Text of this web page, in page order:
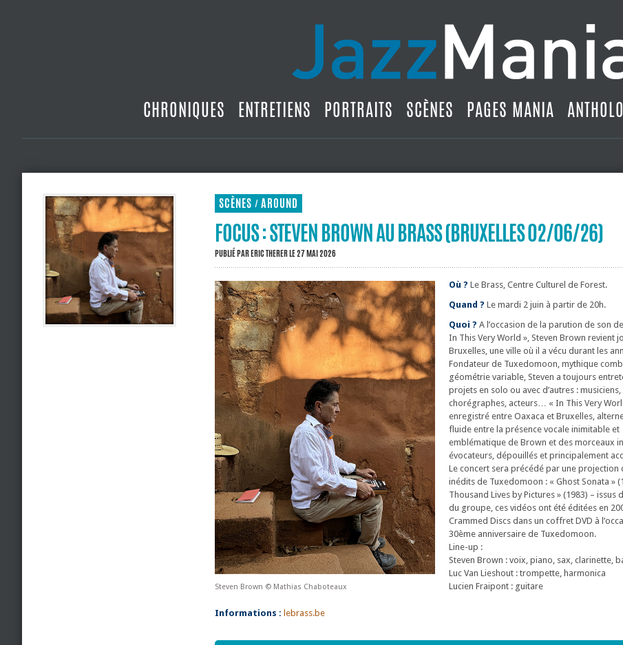
CHRONIQUES ENTRETIENS PORTRAITS SCÈNES PAGES MANIA
SCÈNES / AROUND
FOCUS : STEVEN BROWN AU BRASS (BRUXELLES 02/06/26)
PUBLIÉ PARERIC THERERLE 27 MAI 2026
Steven Brown © Mathias Chaboteaux
Où ? Le Brass, Centre Culturel de Forest.
Quand ? Le mardi 2 juin à partir de 20h.
Quoi ? A l’occasion de la parution de son
In This Very World », Steven Brown revient
Bruxelles, une ville où il a vécu durant les
Fondateur de Tuxedomoon, mythique
géométrie variable, Steven a toujours
projets en solo ou avec d’autres : musiciens,
chorégraphes, acteurs… « In This Very
enregistré entre Oaxaca et Bruxelles,
fluide entre la présence vocale inimitable et
emblématique de Brown et des morceaux
évocateurs, dépouillés et principalement
Le concert sera précédé par une projection
inédits de Tuxedomoon : « Ghost Sonata »
Thousand Lives by Pictures » (1983) – issus
du groupe, ces vidéos ont été éditées en
Crammed Discs dans un coffret DVD à
30ème anniversaire de Tuxedomoon.
Line-up :
Steven Brown : voix, piano, sax, clarinette,
Luc Van Lieshout : trompette, harmonica
Lucien Fraipont : guitare
Informations : lebrass.be